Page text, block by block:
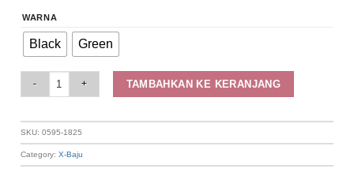
WARNA
Black Green
TAMBAHKAN KE KERANJANG
SKU:0595-1825
Category:X-Baju